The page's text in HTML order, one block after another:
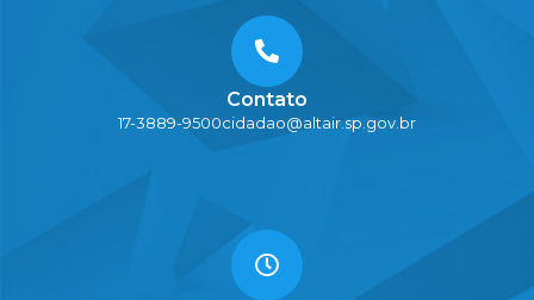
Contato
17-3889-9500cidadao@altair.sp.gov.br